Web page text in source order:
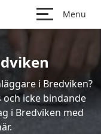
Menu
i Bredviken?
icke bindande
i Bredviken med